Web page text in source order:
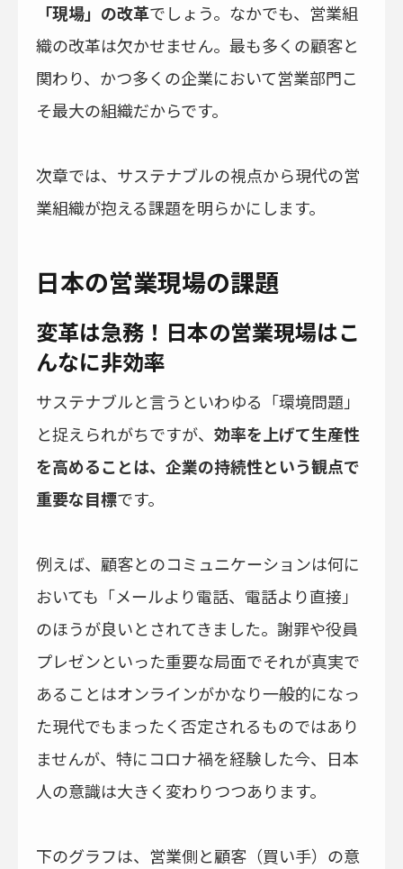
「現場」の改革でしょう。なかでも、営業組
織の改革は欠かせません。最も多くの顧客と
関わり、かつ多くの企業において営業部門こ
そ最大の組織だからです。
次章では、サステナブルの視点から現代の営
業組織が抱える課題を明らかにします。
日本の営業現場の課題
変革は急務！日本の営業現場はこ
んなに非効率
サステナブルと言うといわゆる「環境問題」
と捉えられがちですが、 効率を上げて生産性
を高めることは、企業の持続性という観点で
重要な目標です。
例えば、顧客とのコミュニケーションは何に
おいても「メールより電話、電話より直接」
のほうが良いとされてきました。謝罪や役員
プレゼンといった重要な局面でそれが真実で
あることはオンラインがかなり一般的になっ
た現代でもまったく否定されるものではあり
ませんが、特にコロナ禍を経験した今、日本
人の意識は大きく変わりつつあります。
下のグラフは、営業側と顧客（買い手）の意